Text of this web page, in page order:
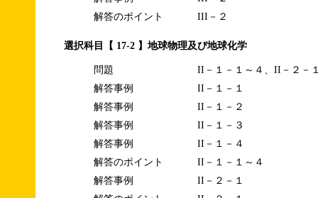
解答のポイント
III－２
選択科目【 17-2 】地球物理及び地球化学
問題
II－１－１～４、II－２－
解答事例
II－１－１
解答事例
II－１－２
解答事例
II－１－３
解答事例
II－１－４
解答のポイント
II－１－１～４
解答事例
II－２－１